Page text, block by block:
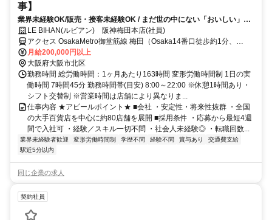
事】
業界未経験OK/販売・接客未経験OK / まだ世の中にない「おいしい」
を、一緒につくりませんか？
LE BIHAN(ルビアン) 阪神梅田本店(社員)
アクセス OsakaMetro御堂筋線 梅田（Osaka14番口徒歩約1分、
OsakaMetro谷町線 東梅田3番口徒歩約2分、阪神本線 大阪梅田（阪神
線）東出口徒歩約2分 各線梅田駅・大阪駅すぐ
月給200,000円以上
大阪府大阪市北区
勤務時間 総労働時間：1ヶ月あたり163時間 変形労働時間制 1日の実
働時間 7時間45分 勤務時間帯(目安) 8:00～22:00 ※休憩1時間あり・
シフト交替制 ※営業時間は店舗により異なりま...
仕事内容 ★アピールポイント★ ■会社 ・安定性・将来性抜群 ・全国
の大手百貨店を中心に約80店舗を展開 ■採用条件 ・応募から最短4週
間で入社可 ・経験／スキル一切不問 ・社会人未経験◎ ・転職回数...
業界未経験者歓迎 変形労働時間制 学歴不問 経験不問 賞与あり
交通費支給
駅近5分以内
同じ企業の求人
契約社員